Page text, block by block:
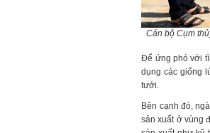
Cán bộ Cụm
Để ứng phó với
dụng các giống
tưới.
Bên cạnh đó,
sản xuất ở vùng